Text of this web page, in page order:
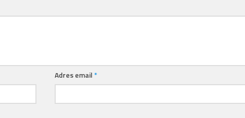
Adres email*